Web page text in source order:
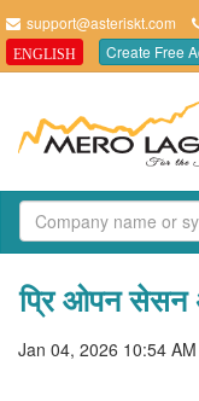
support@asteriskt.com
ENGLISH Create Free
प्रि ओपन सेसन
Jan 04, 2026 10:54 AM